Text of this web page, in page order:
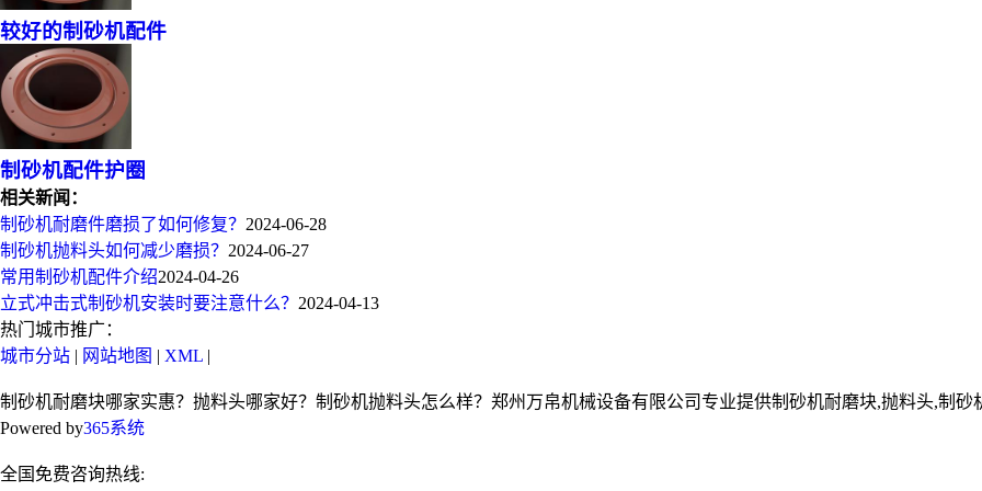
较好的制砂机配件
制砂机配件护圈
相关新闻：
制砂机耐磨件磨损了如何修复？ 2024-06-28
制砂机抛料头如何减少磨损？ 2024-06-27
常用制砂机配件介绍2024-04-26
立式冲击式制砂机安装时要注意什么？ 2024-04-13
热门城市推广：
城市分站 | 网站地图 | XML |
制砂机耐磨块哪家实惠？抛料头哪家好？制砂机抛料头怎么样？郑州万帛机械设备有限公司专业提供制砂机耐磨块,抛料头,制砂
Powered by365系统
全国免费咨询热线: